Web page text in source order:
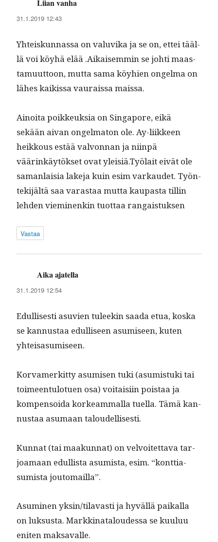
Liian vanha
31.1.2019 12:43
Yhteiskun­nas­sa on val­u­vi­ka ja se on, ettei tääl­
lä voi köy­hä elää .Aikaisem­min se johti maas­
ta­muut­toon, mut­ta sama köy­hien ongel­ma on
läh­es kaikissa vau­rais­sa maissa.
Ain­oi­ta poikkeuk­sia on Sin­ga­pore, eikä
sekään aivan ongel­ma­ton ole. Ay-liik­keen
heikkous estää valvon­nan ja niin­pä
väärinkäytök­set ovat yleisiä.Työlait eivät ole
saman­laisia lake­ja kuin esim varkaudet. Työn­
tek­i­jältä saa varas­taa mut­ta kau­pas­ta till­in
lehden viem­i­nenkin tuot­taa rangaistuksen
Vastaa
Aika ajatella
31.1.2019 12:54
Edullis­es­ti asu­vien tuleekin saa­da etua, kos­ka
se kan­nus­taa edulliseen asumiseen, kuten
yhteisasumiseen.
Kor­vamerkit­ty asumisen tuki (asum­is­tu­ki tai
toimeen­tu­lotuen osa) voitaisi­in pois­taa ja
kom­pen­soi­da korkeam­mal­la tuel­la. Tämä kan­
nus­taa asumaan taloudellisesti.
Kun­nat (tai maakun­nat) on velvoitet­ta­va tar­
joa­maan edullista asum­ista, esim. “kont­ti­a­
sum­ista joutomailla”.
Asum­i­nen yksin/tilavasti ja hyväl­lä paikalla
on luk­sus­ta. Markki­na­t­aloudessa se kuu­luu
eniten maksavalle.